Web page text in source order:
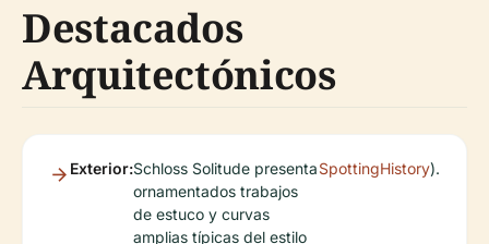
Destacados
Arquitectónicos
Exterior:Schloss Solitude presenta
ornamentados trabajos
de estuco y curvas
amplias típicas del estilo
SpottingHistory).